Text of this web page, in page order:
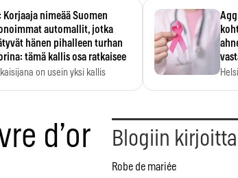
Korjaaja nimeää Suomen
automallit, jotka
hänen pihalleen turhan
tämä kallis osa ratkaisee
on usein yksi kallis
d’or
Blogiin
Robe de mariée